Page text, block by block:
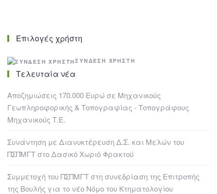
Επιλογές χρήστη
ΣΎΝΔΕΣΗ ΧΡΉΣΤΗ
Τελευταία νέα
Αποζημιώσεις 170.000 Ευρώ σε Μηχανικούς
Γεωπληροφορικής & Τοπογραφίας - Τοπογράφους
Μηχανικούς Τ.Ε.
Συνάντηση με Διανυκτέρευση Δ.Σ. και Μελών του
ΠΣΠΜΓΤ στο Δασικό Χωριό Φρακτού
Συμμετοχή του ΠΣΠΜΓΤ στη συνεδρίαση της Επιτροπής
της Βουλής για το νέο Νόμο του Κτηματολογίου